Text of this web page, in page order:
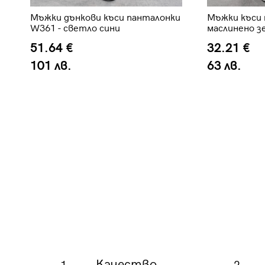
Мъжки дънкови къси панталонки
W361 - светло сини
51.64 €
101 лв.
Мъжки къси
маслинено
32.21 €
63 лв.